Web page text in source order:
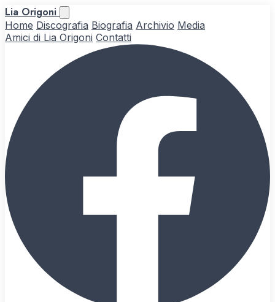
Lia Origoni
Home Discografia Biografia Archivio Media
Amici di Lia Origoni Contatti